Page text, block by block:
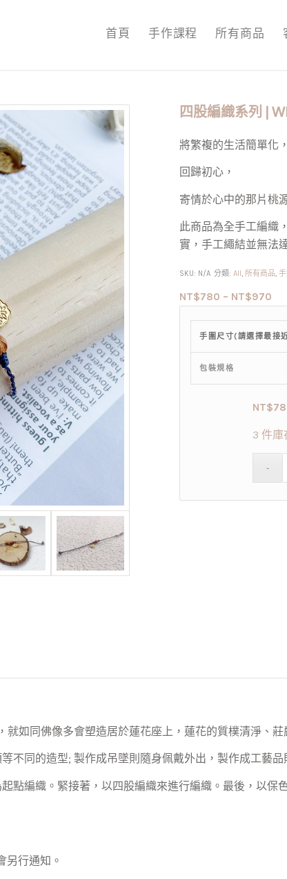
首頁 手作課程 所有商品
四股編織系列 |
將繁複的生活簡單化，
回歸初心，
寄情於心中的那片桃
此商品為全手工編織
實，手工繩結並無法
SKU: N/A 分類:All,所有商品,
NT$780 – NT$970
手圍尺寸(請選擇最接
包裝規格
NT$
3 件庫
如同佛像多會塑造居於蓮花座上，蓮花的質樸清淨、
不同的造型; 製作成吊墜則隨身佩戴外出，製作成工藝品
點編織。緊接著，以四股編織來進行編織。最後，以
另行通知。